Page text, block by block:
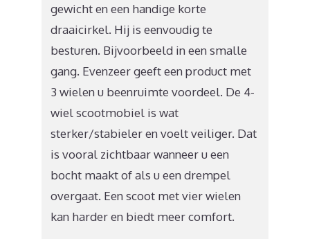
gewicht en een handige korte
draaicirkel. Hij is eenvoudig te
besturen. Bijvoorbeeld in een smalle
gang. Evenzeer geeft een product met
3 wielen u beenruimte voordeel. De 4-
wiel scootmobiel is wat
sterker/stabieler en voelt veiliger. Dat
is vooral zichtbaar wanneer u een
bocht maakt of als u een drempel
overgaat. Een scoot met vier wielen
kan harder en biedt meer comfort.